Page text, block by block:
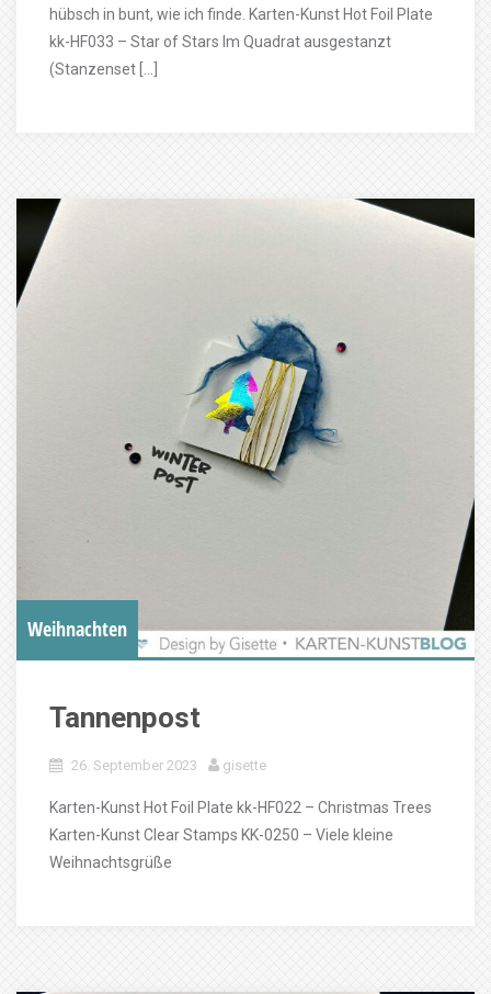
hübsch in bunt, wie ich finde. Karten-Kunst Hot Foil Plate
kk-HF033 – Star of Stars Im Quadrat ausgestanzt
(Stanzenset […]
Weihnachten
Tannenpost
26. September 2023 gisette
Karten-Kunst Hot Foil Plate kk-HF022 – Christmas Trees
Karten-Kunst Clear Stamps KK-0250 – Viele kleine
Weihnachtsgrüße